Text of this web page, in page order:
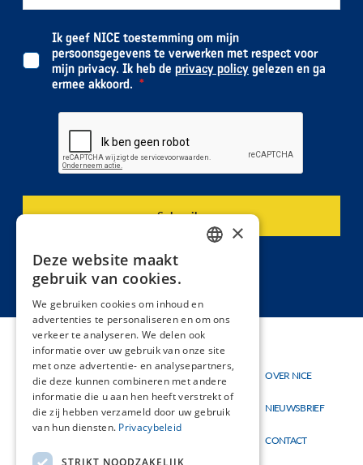
Ik geef NICE toestemming om mijn
persoonsgegevens te verwerken met respect voor
mijn privacy. Ik heb de privacy policy gelezen en ga
ermee akkoord.
Hoofdnavigatie
Thema's
Materialen
Nieuw
Topmenu
OVER NICE
NIEUWSBRIEF
CONTACT
×
Deze website maakt
gebruik van cookies.
We gebruiken cookies om inhoud en
advertenties te personaliseren en om ons
verkeer te analyseren. We delen ook
informatie over uw gebruik van onze site
met onze advertentie- en analysepartners,
die deze kunnen combineren met andere
informatie die u aan hen heeft verstrekt of
die zij hebben verzameld door uw gebruik
van hun diensten. Privacybeleid
STRIKT NOODZAKELIJK